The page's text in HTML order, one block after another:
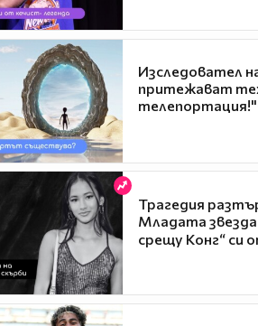
Изследовател
притежават
Трагедия
Младата
срещу Конг“ си